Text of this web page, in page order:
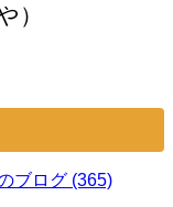
）
ブログ (365)